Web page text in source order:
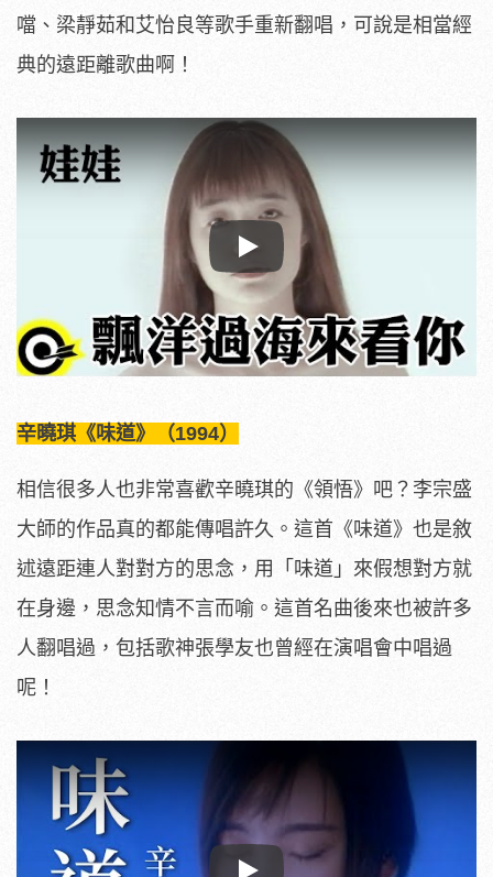
噹、梁靜茹和艾怡良等歌手重新翻唱，可說是相當經
典的遠距離歌曲啊！
Play
辛曉琪《味道》（1994）
相信很多人也非常喜歡辛曉琪的《領悟》吧？李宗盛
大師的作品真的都能傳唱許久。這首《味道》也是敘
述遠距連人對對方的思念，用「味道」來假想對方就
在身邊，思念知情不言而喻。這首名曲後來也被許多
人翻唱過，包括歌神張學友也曾經在演唱會中唱過
呢！